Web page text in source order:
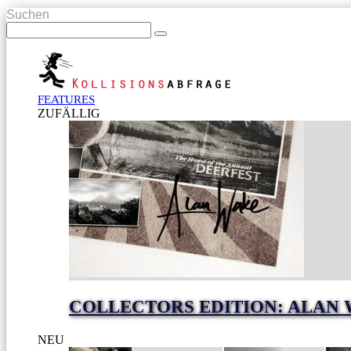
Suchen
FEATURES
ZUFÄLLIG
COLLECTORS EDITION: ALAN
NEU